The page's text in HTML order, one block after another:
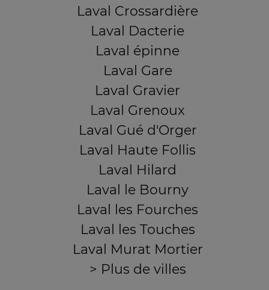
Laval Crossardière
Laval Dacterie
Laval épinne
Laval Gare
Laval Gravier
Laval Grenoux
Laval Gué d'Orger
Laval Haute Follis
Laval Hilard
Laval le Bourny
Laval les Fourches
Laval les Touches
Laval Murat Mortier
> Plus de villes